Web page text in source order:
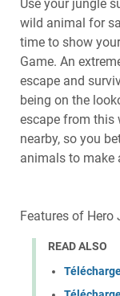
Use your jungle
wild animal for
time to show
Game. An
escape and
being on the
escape from this
nearby, so you
animals to make
Features of Hero
READ ALSO